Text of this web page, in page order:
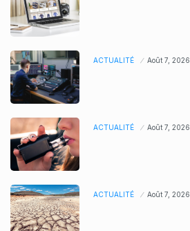
ACTUALITÉ Août 7, 2026
ACTUALITÉ Août 7, 2026
ACTUALITÉ Août 7, 2026